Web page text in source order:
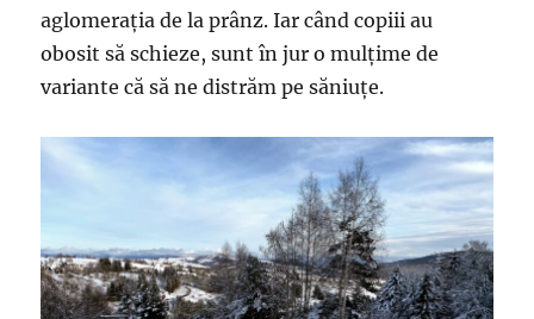
aglomerația de la prânz. Iar când copiii au
obosit să schieze, sunt în jur o mulțime de
variante că să ne distrăm pe săniuțe.